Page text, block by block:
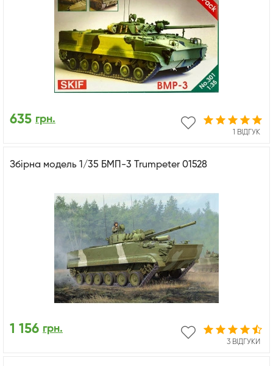
1 ВІДГУК
635 грн.
Збірна модель 1/35 БМП-3 Trumpeter 01528
3 ВІДГУКИ
1 156 грн.